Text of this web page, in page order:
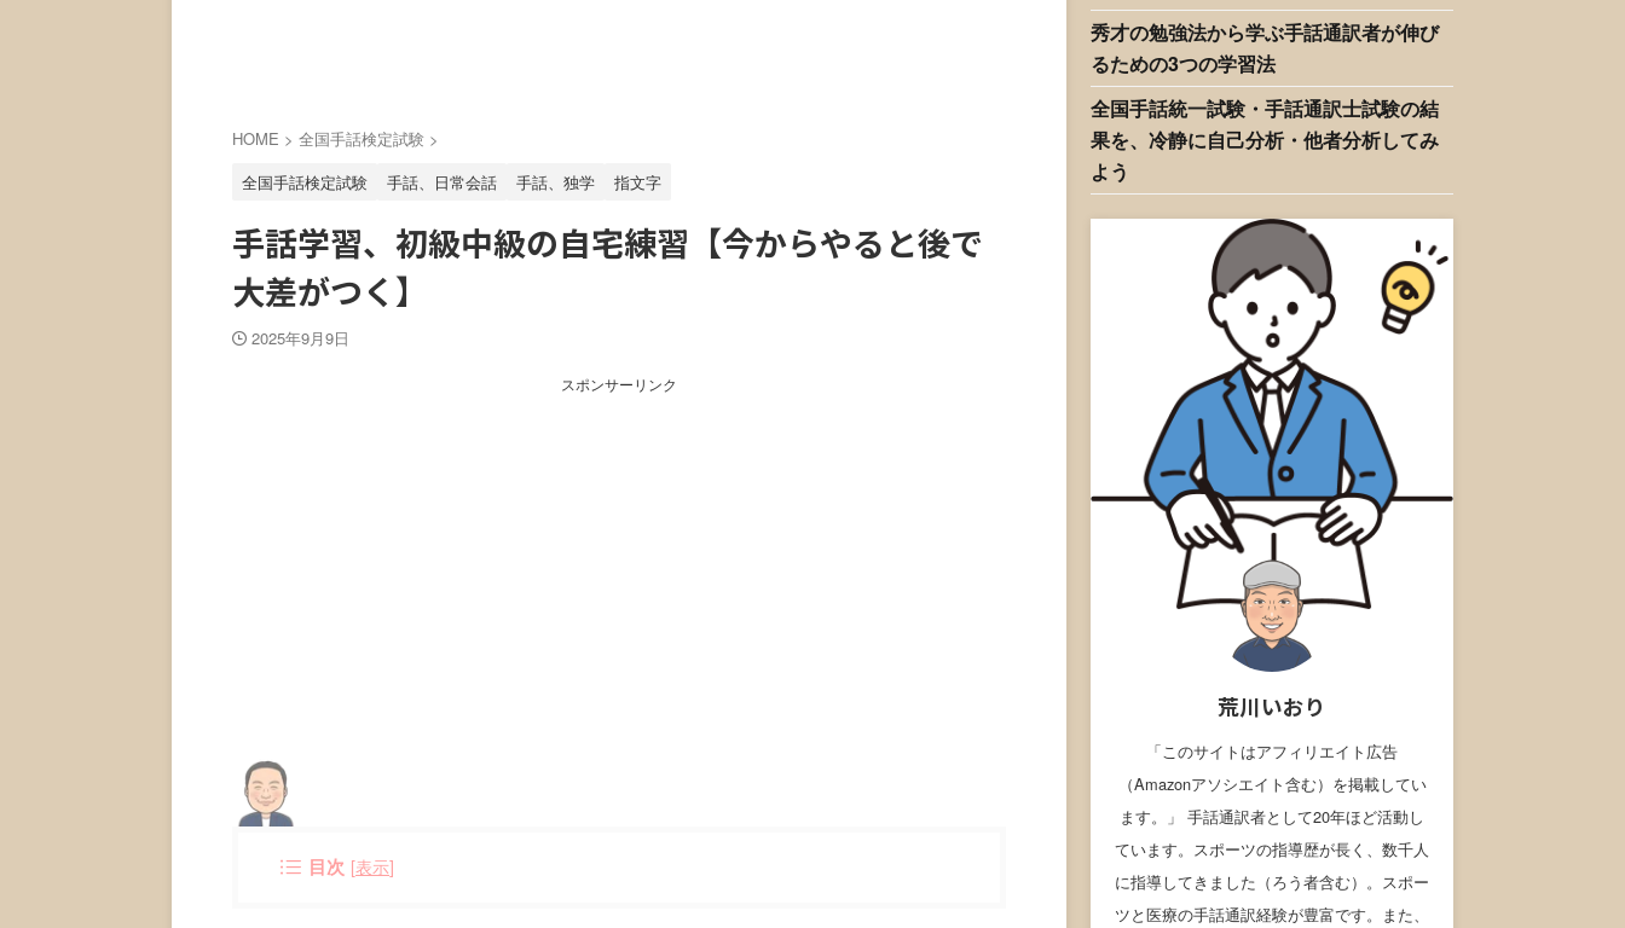
HOME > 全国手話検定試験 >
全国手話検定試験
手話、日常会話 手話、独学 指文字
手話学習、初級中級の自宅練習【今からやると後で
大差がつく】
2025年9月9日
スポンサーリンク
目次 [表示]
秀才の勉強法から学ぶ手話通訳者が伸び
るための3つの学習法
全国手話統一試験・手話通訳士試験の結
果を、冷静に自己分析・他者分析してみ
よう
荒川いおり
「このサイトはアフィリエイト広告
（Amazonアソシエイト含む）を掲載してい
ます。」 手話通訳者として20年ほど活動し
ています。スポーツの指導歴が長く、数千人
に指導してきました（ろう者含む）。スポー
ツと医療の手話通訳経験が豊富です。また、